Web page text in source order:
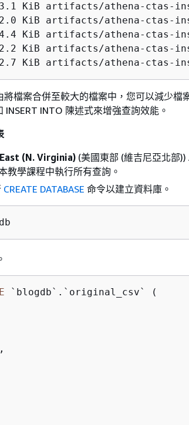
KiB artifacts/athena-ctas-
KiB artifacts/athena-ctas-
KiB artifacts/athena-ctas-
KiB artifacts/athena-ctas-
KiB artifacts/athena-ctas-
檔案合併至較大的檔案中，您可以減少檔
INTO 陳述式來增強查詢效能。
(N. Virginia) (美國東部 (維吉尼亞北部))
教學課程中執行所有查詢。
CREATE DATABASE 命令以建立資料庫。
`blogdb`.`original_csv` (
,